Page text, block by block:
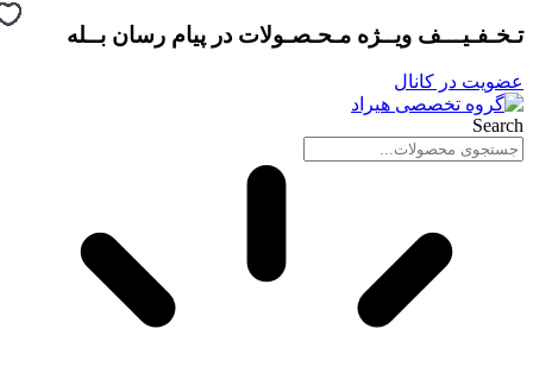
پرش
محتوا
تـخـفـیـــف ویــژه مـحـصـولات در پیام رسان بــله
عضویت در کانال
Search